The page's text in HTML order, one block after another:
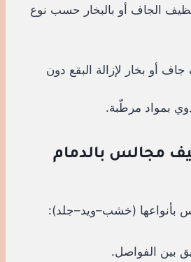
الجاف أو بالبخار حسب نوع
أو بخار لإزالة البقع دون
بمواد مرطّبة.
مجالس بالدمام
بأنواعها (خشب–ويد–جلد):
بين الفواصل.